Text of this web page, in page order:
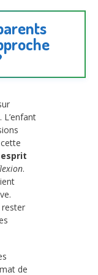
. L’enfant
.
de